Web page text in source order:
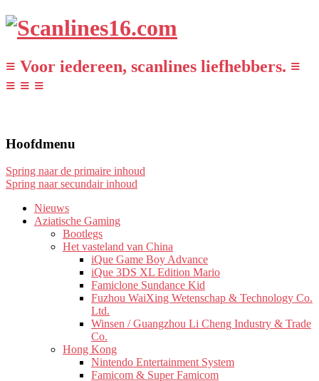
≡ Voor iedereen, scanlines liefhebbers. ≡
≡ ≡ ≡
Hoofdmenu
Spring naar de primaire inhoud
Spring naar secundair inhoud
Nieuws
Aziatische Gaming
Bootlegs
Het vasteland van China
iQue Game Boy Advance
iQue 3DS XL Edition Mario
Famiclone Sundance Kid
Fuzhou WaiXing Wetenschap & Technology Co.
Ltd.
Winsen / Guangzhou Li Cheng Industry & Trade
Co.
Hong Kong
Nintendo Entertainment System
Famicom & Super Famicom